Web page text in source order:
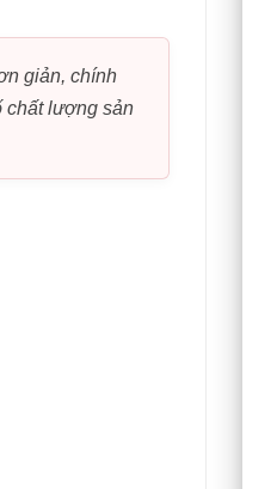
giản, chính
chất lượng sản